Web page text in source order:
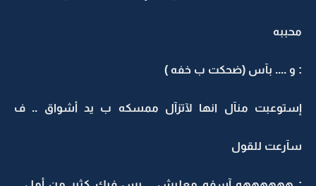
محببه
: و .... بآس (ضحكت ب خفه )
إستوعبت منآل انها لآتزآل ممسكه ب يد أشواق .. ف
سآرعت للقول